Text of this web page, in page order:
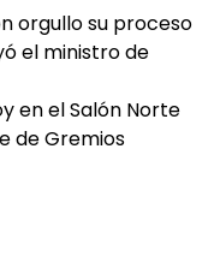
orgullo su proceso
el ministro de
en el Salón Norte
de Gremios